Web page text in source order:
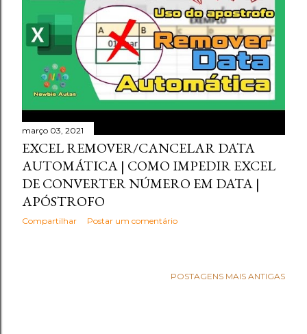
março 03, 2021
EXCEL REMOVER/CANCELAR DATA
AUTOMÁTICA | COMO IMPEDIR EXCEL
DE CONVERTER NÚMERO EM DATA |
APÓSTROFO
Compartilhar Postar um comentário
POSTAGENS MAIS ANTIGAS